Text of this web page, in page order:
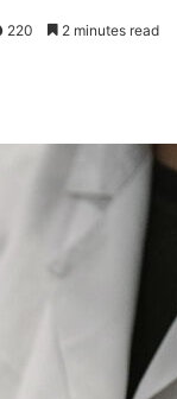
220 2 minutes read